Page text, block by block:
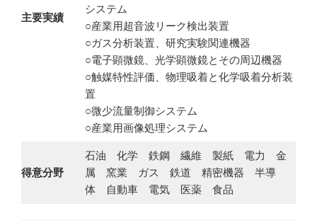
主要実績
システム
○産業用超音波リーク検出装置
○ガス分析装置、研究実験関連機器
○電子顕微鏡、光学顕微鏡とその周辺機器
○触媒特性評価、物理吸着と化学吸着分析装
置
○微少流量制御システム
○産業用画像処理システム
得意分野
石油 化学 鉄鋼 繊維 製紙 電力 金
属 窯業 ガス 鉄道 精密機器 半導
体 自動車 電気 医薬 食品